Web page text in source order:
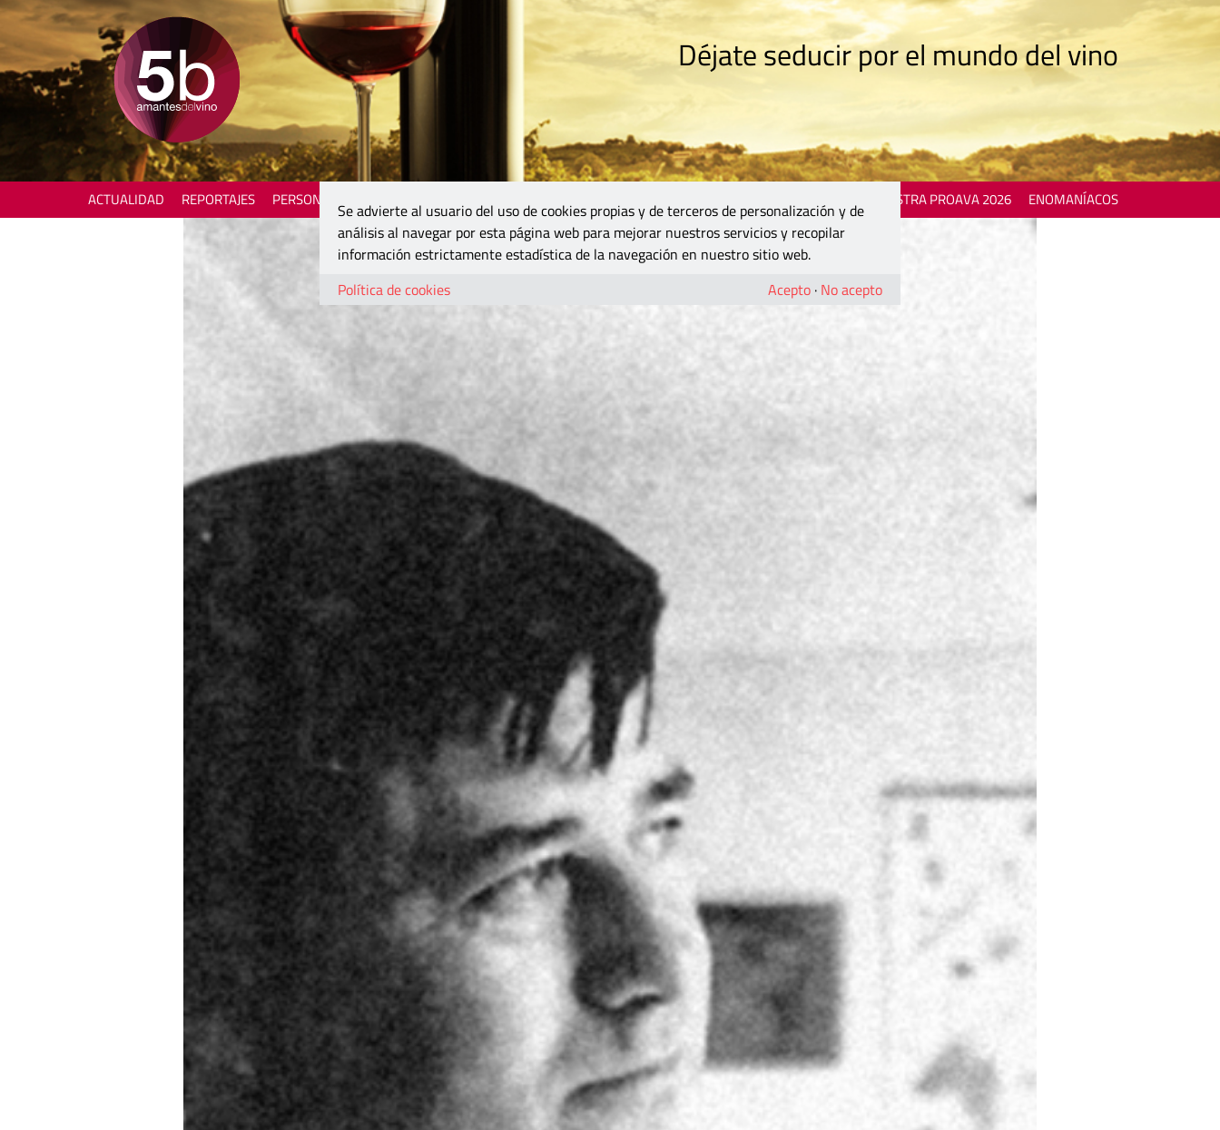
Déjate seducir por el mundo del vino
ACTUALIDAD REPORTAJES PERSONAJES MOSTRA PROAVA 2026 ENOMANÍACOS
Se advierte al usuario del uso de cookies propias y de terceros de personalización y de
análisis al navegar por esta página web para mejorar nuestros servicios y recopilar
información estrictamente estadística de la navegación en nuestro sitio web.
Política de cookies
Acepto · No acepto